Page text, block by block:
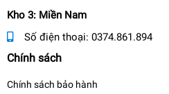
Kho 3: Miền Nam
Số điện thoại: 0374.861.894
Chính sách
Chính sách bảo hành